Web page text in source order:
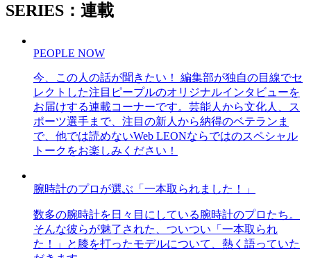
SERIES：連載
PEOPLE NOW
今、この人の話が聞きたい！ 編集部が独自の目線でセ
レクトした注目ピープルのオリジナルインタビューを
お届けする連載コーナーです。芸能人から文化人、ス
ポーツ選手まで、注目の新人から納得のベテランま
で、他では読めないWeb LEONならではのスペシャル
トークをお楽しみください！
腕時計のプロが選ぶ「一本取られました！」
数多の腕時計を日々目にしている腕時計のプロたち。
そんな彼らが魅了された、ついつい「一本取られ
た！」と膝を打ったモデルについて、熱く語っていた